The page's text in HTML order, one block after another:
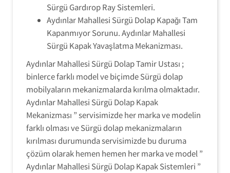
Sürgü Gardırop Ray Sistemleri.
Aydınlar Mahallesi Sürgü Dolap Kapağı Tam
Kapanmıyor Sorunu. Aydınlar Mahallesi
Sürgü Kapak Yavaşlatma Mekanizması.
Aydınlar Mahallesi Sürgü Dolap Tamir Ustası ;
binlerce farklı model ve biçimde Sürgü dolap
mobilyaların mekanizmalarda kırılma olmaktadır.
Aydınlar Mahallesi Sürgü Dolap Kapak
Mekanizması ” servisimizde her marka ve modelin
farklı olması ve Sürgü dolap mekanizmaların
kırılması durumunda servisimizde bu duruma
çözüm olarak hemen hemen her marka ve model ”
Aydınlar Mahallesi Sürgü Dolap Kapak Sistemleri ”